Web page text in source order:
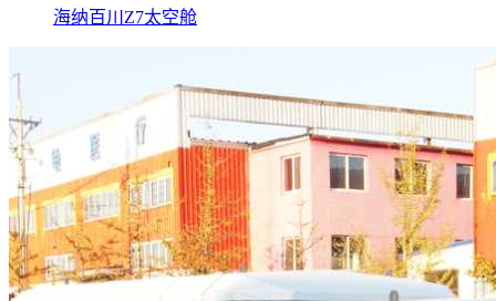
海纳百川Z7太空舱